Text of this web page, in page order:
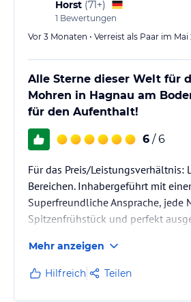
Horst (71+)
1 Bewertungen
Vor 3 Monaten • Verreist als Paar im Mai
Alle Sterne dieser Welt für
Mohren in Hagnau am
für den Aufenthalt!
6 / 6
Für das Preis/Leistungsverhältnis:
Bereichen. Inhabergeführt mit
Superfreundliche Ansprache, jede
Spitzenfrühstück und perfekt
Lokalitäten und zum Bus.
zusätzliche Außenfahrstuhl für
Matratzen für einen rundum
Mehr anzeigen
Hilfreich Teilen